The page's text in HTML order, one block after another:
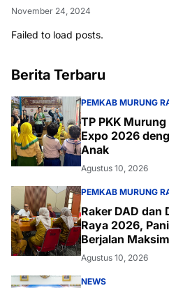
November 24, 2024
Failed to load posts.
Berita Terbaru
PEMKAB MURUNG
TP PKK
Expo 2026
Anak
Agustus 10, 2026
PEMKAB MURUNG
Raker DAD dan
Raya 2026,
Berjalan
Agustus 10, 2026
NEWS